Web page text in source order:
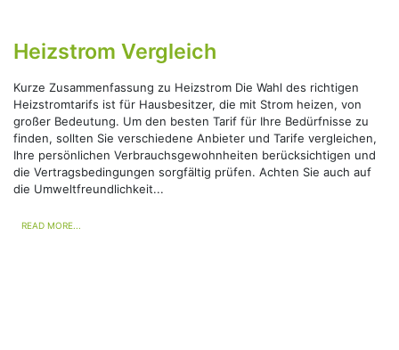
Heizstrom Vergleich
Kurze Zusammenfassung zu Heizstrom Die Wahl des richtigen
Heizstromtarifs ist für Hausbesitzer, die mit Strom heizen, von
großer Bedeutung. Um den besten Tarif für Ihre Bedürfnisse zu
finden, sollten Sie verschiedene Anbieter und Tarife vergleichen,
Ihre persönlichen Verbrauchsgewohnheiten berücksichtigen und
die Vertragsbedingungen sorgfältig prüfen. Achten Sie auch auf
die Umweltfreundlichkeit...
READ MORE...